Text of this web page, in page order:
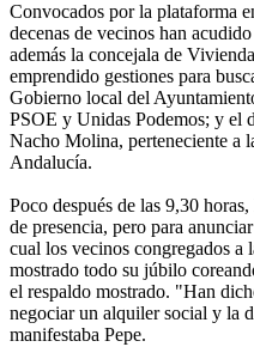
Convocados por la plataforma
decenas de vecinos han
además la concejala de
emprendido gestiones para
Gobierno local del
PSOE y Unidas Podemos; y el
Nacho Molina, perteneciente a
Andalucía.
Poco después de las 9,30
de presencia, pero para
cual los vecinos congregados a
mostrado todo su júbilo
el respaldo mostrado. "Han
negociar un alquiler social y la
manifestaba Pepe.